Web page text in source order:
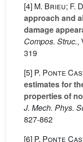
[4] M. Brieu; F.
approach and
damage
Compos. Struc.,
319
[5] P. Ponte
estimates for
properties of
J. Mech. Phys.
827-862
[6] P. Ponte